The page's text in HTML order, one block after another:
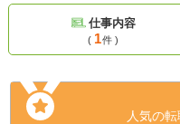
仕事内容
( 1件 )
人気の